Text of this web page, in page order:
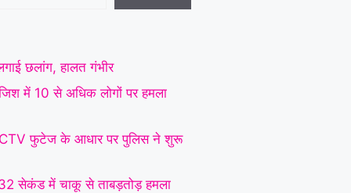
छलांग, हालत गंभीर
में 10 से अधिक लोगों पर हमला
फुटेज के आधार पर पुलिस ने शुरू
32 सेकंड में चाकू से ताबड़तोड़ हमला